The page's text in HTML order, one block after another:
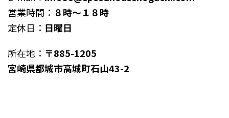
営業時間： ８時～１８時
定休日： 日曜日
所在地： 〒885-1205
宮崎県都城市高城町石山43-2